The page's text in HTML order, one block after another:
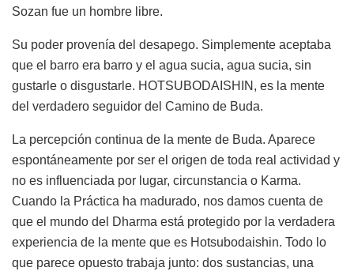
Sozan fue un hombre libre.
Su poder provenía del desapego. Simplemente aceptaba
que el barro era barro y el agua sucia, agua sucia, sin
gustarle o disgustarle. HOTSUBODAISHIN, es la mente
del verdadero seguidor del Camino de Buda.
La percepción continua de la mente de Buda. Aparece
espontáneamente por ser el origen de toda real actividad y
no es influenciada por lugar, circunstancia o Karma.
Cuando la Práctica ha madurado, nos damos cuenta de
que el mundo del Dharma está protegido por la verdadera
experiencia de la mente que es Hotsubodaishin. Todo lo
que parece opuesto trabaja junto: dos sustancias, una